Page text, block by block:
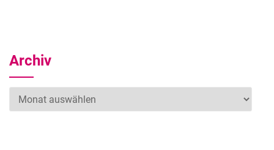
Archiv
Archiv